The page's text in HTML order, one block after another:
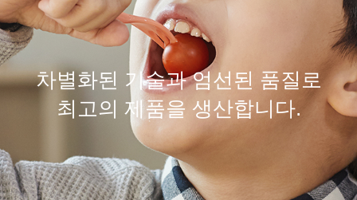
차별화된 기술과 엄선된 품질 로
최고의 제품을 생산합니다.